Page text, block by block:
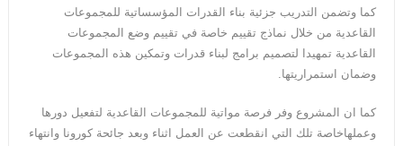
كما وتضمن التدريب جزئية بناء القدرات المؤسساتية للمجموعات
القاعدية من خلال نماذج تقييم خاصة في تقييم وضع المجموعات
القاعدية تمهيدا لتصميم برامج لبناء قدرات وتمكين هذه المجموعات
وضمان استمراريتها.
كما ان المشروع وفر فرصة مواتية للمجموعات القاعدية لتفعيل دورها
وعملهاخاصة تلك التي انقطعت عن العمل اثناء وبعد جائحة كورونا وانتهاء